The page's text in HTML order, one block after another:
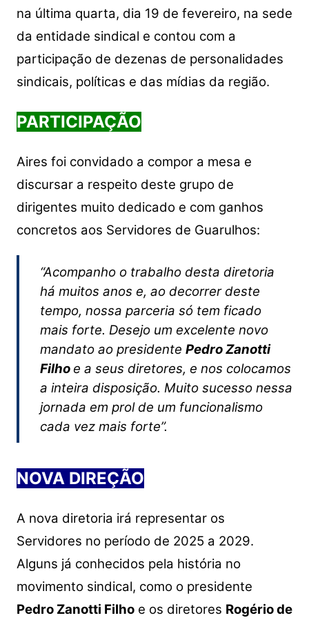
na última quarta, dia 19 de fevereiro, na sede
da entidade sindical e contou com a
participação de dezenas de personalidades
sindicais, políticas e das mídias da região.
PARTICIPAÇÃO
Aires foi convidado a compor a mesa e
discursar a respeito deste grupo de
dirigentes muito dedicado e com ganhos
concretos aos Servidores de Guarulhos:
“Acompanho o trabalho desta diretoria
há muitos anos e, ao decorrer deste
tempo, nossa parceria só tem ficado
mais forte. Desejo um excelente novo
mandato ao presidente Pedro Zanotti
Filho e a seus diretores, e nos colocamos
a inteira disposição. Muito sucesso nessa
jornada em prol de um funcionalismo
cada vez mais forte”.
NOVA DIREÇÃO
A nova diretoria irá representar os
Servidores no período de 2025 a 2029.
Alguns já conhecidos pela história no
movimento sindical, como o presidente
Pedro Zanotti Filhoe os diretores Rogério de